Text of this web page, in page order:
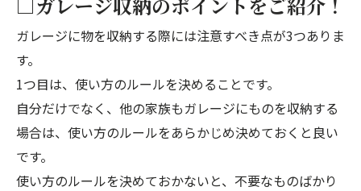
ガレージに物を収納する際には注意すべき点が3つありま
す。
1つ目は、使い方のルールを決めることです。
自分だけでなく、他の家族もガレージにものを収納する
場合は、使い方のルールをあらかじめ決めておくと良い
です。
使い方のルールを決めておかないと、不要なものばかり